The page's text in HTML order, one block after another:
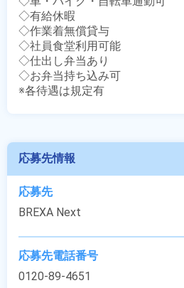
◇有給休暇
◇作業着無償貸与
◇社員食堂利用可能
◇仕出し弁当あり
◇お弁当持ち込み可
※各待遇は規定有
応募先情報
応募先
BREXA Next
応募先電話番号
0120-89-4651